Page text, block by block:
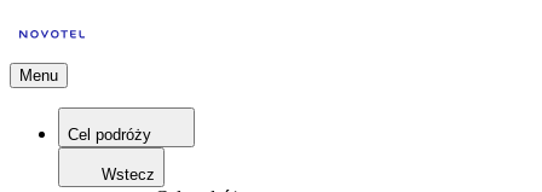
Menu
Cel podróży
Wstecz